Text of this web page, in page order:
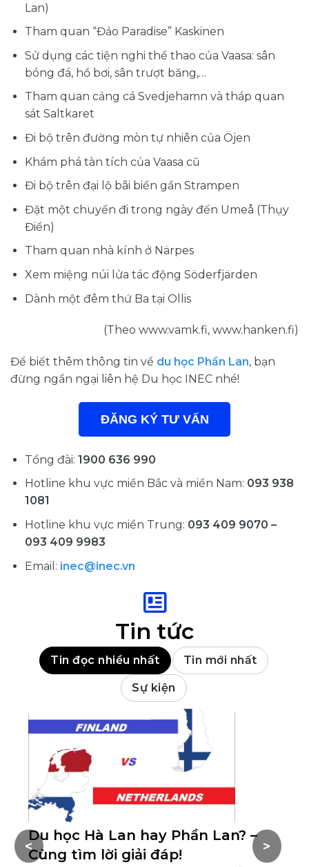
Lan)
Tham quan “Đảo Paradise” Kaskinen
Sử dụng các tiện nghi thể thao của Vaasa: sân
bóng đá, hồ bơi, sân trượt băng,…
Tham quan cảng cá Svedjehamn và tháp quan
sát Saltkaret
Đi bộ trên đường mòn tự nhiên của Öjen
Khám phá tàn tích của Vaasa cũ
Đi bộ trên đại lộ bãi biển gần Strampen
Đặt một chuyến đi trong ngày đến Umeå (Thụy
Điển)
Tham quan nhà kính ở Närpes
Xem miệng núi lửa tác động Söderfjärden
Dành một đêm thứ Ba tại Ollis
(Theo www.vamk.fi, www.hanken.fi)
Để biết thêm thông tin về du học Phần Lan, bạn
đừng ngần ngại liên hệ Du học INEC nhé!
ĐĂNG KÝ TƯ VẤN
Tổng đài: 1900 636 990
Hotline khu vực miền Bắc và miền Nam: 093 938
1081
Hotline khu vực miền Trung: 093 409 9070 –
093 409 9983
Email: inec@inec.vn
Tin tức
Tin đọc nhiều nhất Tin mới nhất
Sự kiện
Du học Hà Lan hay Phần Lan? –
Cùng tìm lời giải đáp!
>
<